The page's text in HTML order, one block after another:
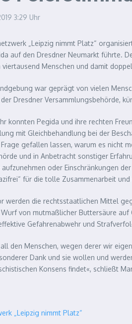
3:29 Uhr
„Leipzig nimmt Platz“
auf den Dresdner Neumarkt führte.
Menschen und damit
war geprägt von vielen
Dresdner Versammlungsbehörde,
konnten Pegida und ihre rechten
mit Gleichbehandlung bei der
gefallen lassen, warum es nicht
und in Anbetracht sonstiger
aufzunehmen oder Einschränkungen
für die tolle Zusammenarbeit
werden die rechtsstaatlichen Mittel
von mutmaßlicher Buttersäure
Gefahrenabwehr und
den Menschen, wegen derer wir
Dank und sie wollen und
Konsens findet«, schließt
„Leipzig nimmt Platz“